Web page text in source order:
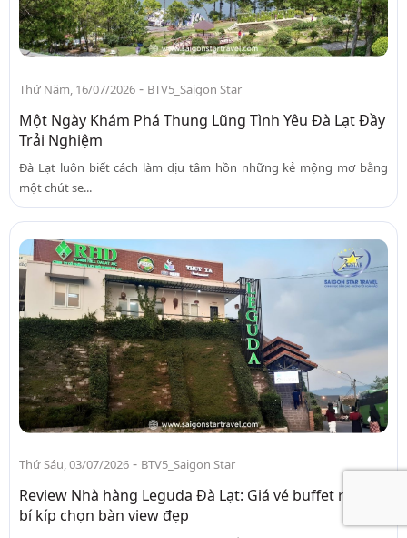
Thứ Năm, 16/07/2026 - BTV5_Saigon Star
Một Ngày Khám Phá Thung Lũng Tình Yêu Đà Lạt Đầy
Trải Nghiệm
Đà Lạt luôn biết cách làm dịu tâm hồn những kẻ mộng mơ bằng
một chút se...
Thứ Sáu, 03/07/2026 - BTV5_Saigon Star
Review Nhà hàng Leguda Đà Lạt: Giá vé buffet rau và
bí kíp chọn bàn view đẹp